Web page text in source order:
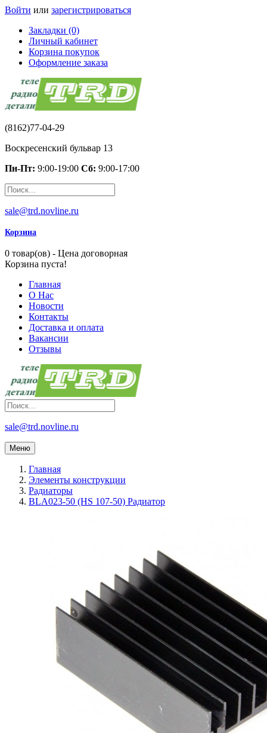
Войти или зарегистрироваться
Закладки (0)
Личный кабинет
Корзина покупок
Оформление заказа
(8162)77-04-29
Воскресенский бульвар 13
Пн-Пт: 9:00-19:00 Сб: 9:00-17:00
sale@trd.novline.ru
Корзина
0 товар(ов) - Цена договорная
Корзина пуста!
Главная
О Нас
Новости
Контакты
Доставка и оплата
Вакансии
Отзывы
sale@trd.novline.ru
Меню
Главная
Элементы конструкции
Радиаторы
BLA023-50 (HS 107-50) Радиатор